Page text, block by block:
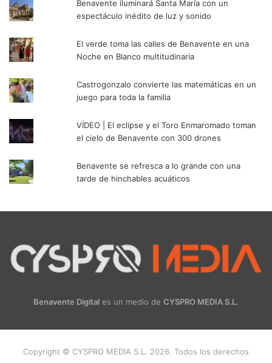
Benavente iluminará Santa María con un
espectáculo inédito de luz y sonido
El verde toma las calles de Benavente en una
Noche en Blanco multitudinaria
Castrogonzalo convierte las matemáticas en un
juego para toda la familia
VÍDEO | El eclipse y el Toro Enmaromado toman
el cielo de Benavente con 300 drones
Benavente se refresca a lo grande con una
tarde de hinchables acuáticos
Benavente Digital es un medio de CYSPRO MEDIA S.L.
Copyright © CYSPRO MEDIA S.L. 2026. Todos los derechos